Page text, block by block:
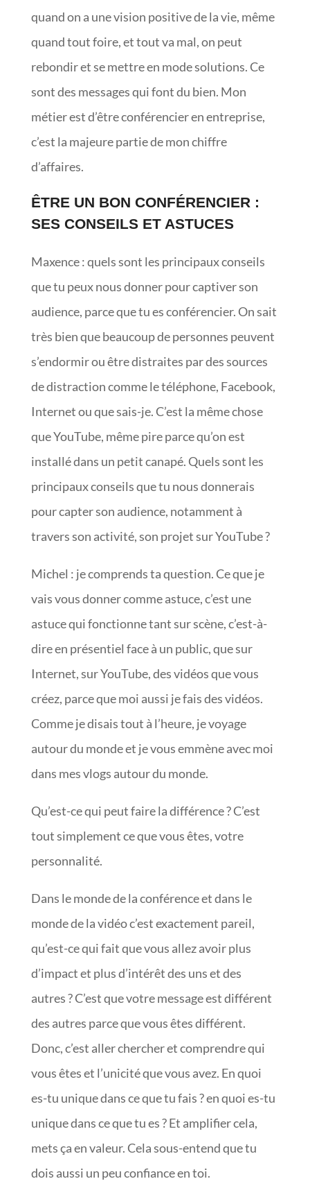
quand on a une vision positive de la vie, même
quand tout foire, et tout va mal, on peut
rebondir et se mettre en mode solutions. Ce
sont des messages qui font du bien. Mon
métier est d’être conférencier en entreprise,
c’est la majeure partie de mon chiffre
d’affaires.
ÊTRE UN BON CONFÉRENCIER :
SES CONSEILS ET ASTUCES
Maxence : quels sont les principaux conseils
que tu peux nous donner pour captiver son
audience, parce que tu es conférencier. On sait
très bien que beaucoup de personnes peuvent
s’endormir ou être distraites par des sources
de distraction comme le téléphone, Facebook,
Internet ou que sais-je. C’est la même chose
que YouTube, même pire parce qu’on est
installé dans un petit canapé. Quels sont les
principaux conseils que tu nous donnerais
pour capter son audience, notamment à
travers son activité, son projet sur YouTube ?
Michel : je comprends ta question. Ce que je
vais vous donner comme astuce, c’est une
astuce qui fonctionne tant sur scène, c’est-à-
dire en présentiel face à un public, que sur
Internet, sur YouTube, des vidéos que vous
créez, parce que moi aussi je fais des vidéos.
Comme je disais tout à l’heure, je voyage
autour du monde et je vous emmène avec moi
dans mes vlogs autour du monde.
Qu’est-ce qui peut faire la différence ? C’est
tout simplement ce que vous êtes, votre
personnalité.
Dans le monde de la conférence et dans le
monde de la vidéo c’est exactement pareil,
qu’est-ce qui fait que vous allez avoir plus
d’impact et plus d’intérêt des uns et des
autres ? C’est que votre message est différent
des autres parce que vous êtes différent.
Donc, c’est aller chercher et comprendre qui
vous êtes et l’unicité que vous avez. En quoi
es-tu unique dans ce que tu fais ? en quoi es-tu
unique dans ce que tu es ? Et amplifier cela,
mets ça en valeur. Cela sous-entend que tu
dois aussi un peu confiance en toi.